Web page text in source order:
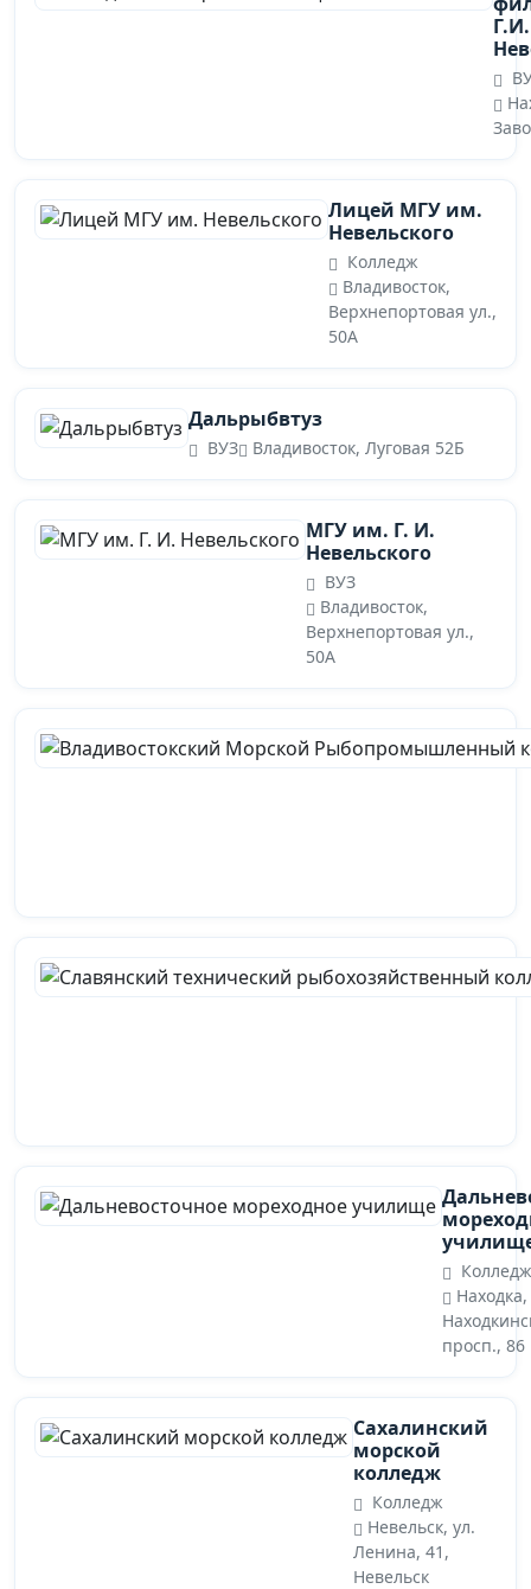
Г.И.
Лицей МГУ им.
Невельского
Колледж
Владивосток,
Верхнепортовая ул.,
50А
Дальрыбвтуз
ВУЗ Владивосток, Луговая 52Б
МГУ им. Г. И.
Невельского
ВУЗ
Владивосток,
Верхнепортовая ул.,
50А
Колледж
Находка,
просп., 86
Сахалинский
морской
колледж
Колледж
Невельск, ул.
Ленина, 41,
Невельск